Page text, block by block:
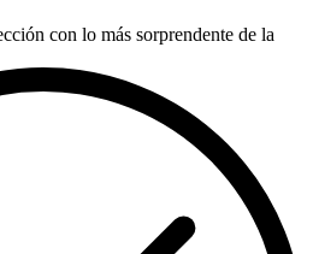
con lo más sorprendente de la